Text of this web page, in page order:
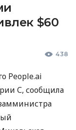
$60
438
People.ai
С, сообщила